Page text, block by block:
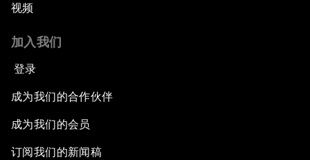
视频
加入我们
登录
成为我们的合作伙伴
成为我们的会员
订阅我们的新闻稿